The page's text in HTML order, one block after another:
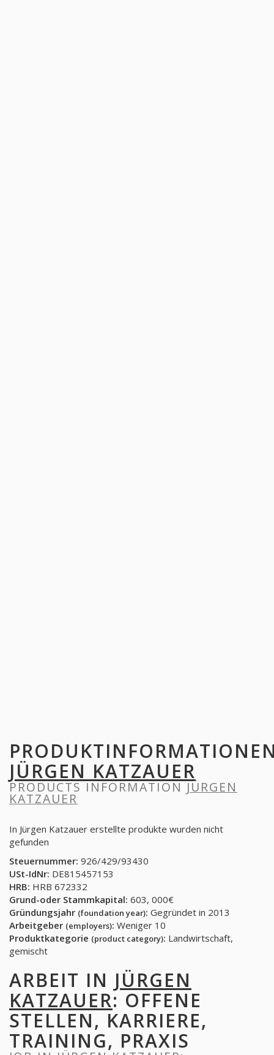
JÜRGEN KATZAUER
PRODUCTS INFORMATION JÜRGEN
KATZAUER
In Jürgen Katzauer erstellte produkte wurden nicht
gefunden
Steuernummer: 926/429/93430
USt-IdNr: DE815457153
HRB: HRB 672332
Grund-oder Stammkapital: 603, 000€
Gründungsjahr (foundation year): Gegründet in 2013
Arbeitgeber (employers): Weniger 10
Produktkategorie (product category): Landwirtschaft,
gemischt
ARBEIT IN JÜRGEN
KATZAUER: OFFENE
STELLEN, KARRIERE,
TRAINING, PRAXIS